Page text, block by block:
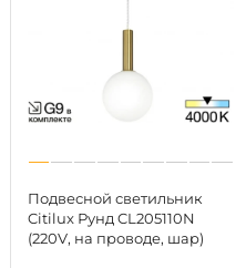
Подвесной светильник
Citilux Рунд CL205110N
(220V, на проводе, шар)